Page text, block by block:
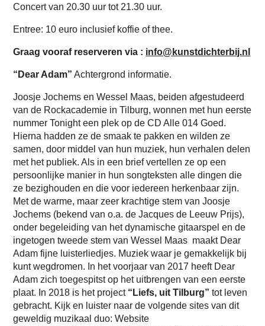
Concert van 20.30 uur tot 21.30 uur.
Entree: 10 euro inclusief koffie of thee.
Graag vooraf reserveren via : info@kunstdichterbij.nl
“Dear Adam” Achtergrond informatie.
Joosje Jochems en Wessel Maas, beiden afgestudeerd
van de Rockacademie in Tilburg, wonnen met hun eerste
nummer Tonight een plek op de CD Alle 014 Goed.
Hierna hadden ze de smaak te pakken en wilden ze
samen, door middel van hun muziek, hun verhalen delen
met het publiek. Als in een brief vertellen ze op een
persoonlijke manier in hun songteksten alle dingen die
ze bezighouden en die voor iedereen herkenbaar zijn.
Met de warme, maar zeer krachtige stem van Joosje
Jochems (bekend van o.a. de Jacques de Leeuw Prijs),
onder begeleiding van het dynamische gitaarspel en de
ingetogen tweede stem van Wessel Maas maakt Dear
Adam fijne luisterliedjes. Muziek waar je gemakkelijk bij
kunt wegdromen. In het voorjaar van 2017 heeft Dear
Adam zich toegespitst op het uitbrengen van een eerste
plaat. In 2018 is het project “Liefs, uit Tilburg” tot leven
gebracht. Kijk en luister naar de volgende sites van dit
geweldig muzikaal duo: Website